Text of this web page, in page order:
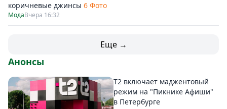
коричневые джинсы 6 Фото
МодаВчера 16:32
Еще →
Анонсы
Т2 включает маджентовый
режим на "Пикнике Афиши"
в Петербурге